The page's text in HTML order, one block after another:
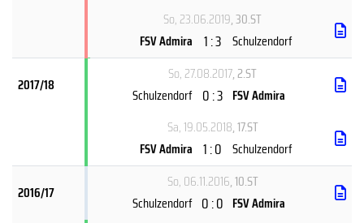
So, 23.06.2019, 30.ST
FSV Admira 1 : 3 Schulzendorf
2017/18
So, 27.08.2017, 2.ST
Schulzendorf 0 : 3 FSV Admira
Sa, 19.05.2018, 17.ST
FSV Admira 1 : 0 Schulzendorf
2016/17
So, 06.11.2016, 10.ST
Schulzendorf 0 : 0 FSV Admira